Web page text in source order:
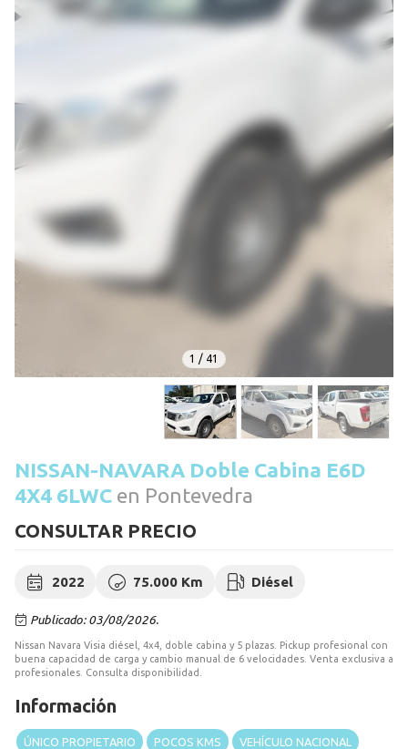
1 / 41
NISSAN-NAVARA Doble Cabina E6D
4X4 6LWC en Pontevedra
CONSULTAR PRECIO
2022 75.000 Km Diésel
Publicado: 03/08/2026.
Nissan Navara Visia diésel, 4x4, doble cabina y 5 plazas. Pickup profesional con
buena capacidad de carga y cambio manual de 6 velocidades. Venta exclusiva a
profesionales. Consulta disponibilidad.
Información
ÚNICO PROPIETARIO POCOS KMS VEHÍCULO NACIONAL